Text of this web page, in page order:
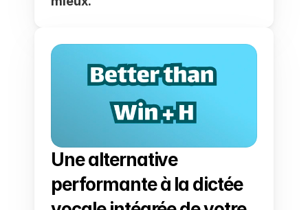
Une alternative
performante à la dictée